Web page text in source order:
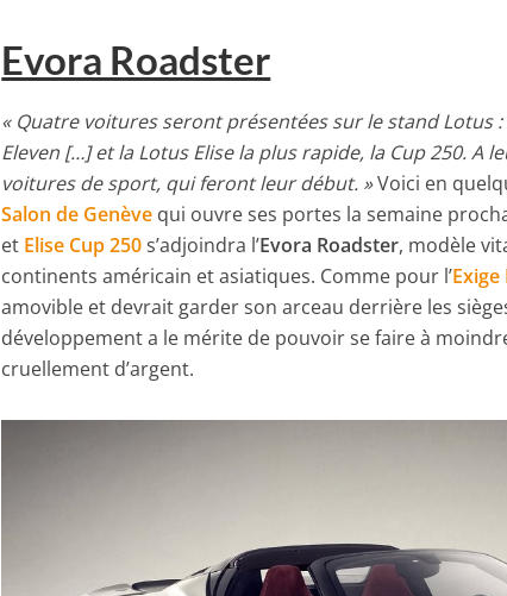
Evora Roadster
« Quatre voitures seront présentées sur le stand Lotus
Eleven […] et la Lotus Elise la plus rapide, la Cup 250. A
voitures de sport, qui feront leur début. »Voici en
Salon de Genève qui ouvre ses portes la semaine
et Elise Cup 250s’adjoindra l’Evora Roadster, modèle
continents américain et asiatiques. Comme pour l’
amovible et devrait garder son arceau derrière les
développement a le mérite de pouvoir se faire à
cruellement d’argent.